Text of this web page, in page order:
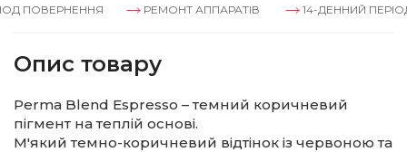
ПОВЕРНЕННЯ РЕМОНТ АППАРАТІВ 14-ДЕННИЙ
Опис товару
Perma Blend Espresso – темний коричневий
пігмент на теплій основі.
М'який темно-коричневий відтінок із червоною та